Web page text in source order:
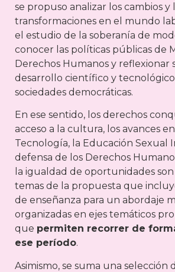
se propuso analizar los cambios y
transformaciones en el mundo
el estudio de la soberanía de
conocer las políticas públicas de
Derechos Humanos y reflexionar
desarrollo científico y
sociedades democráticas.
En ese sentido, los derechos
acceso a la cultura, los avances
Tecnología, la Educación Sexual
defensa de los Derechos
la igualdad de oportunidades
temas de la propuesta que
de enseñanza para un abordaje
organizadas en ejes temáticos
que permiten recorrer de
ese período.
Asimismo, se suma una selección